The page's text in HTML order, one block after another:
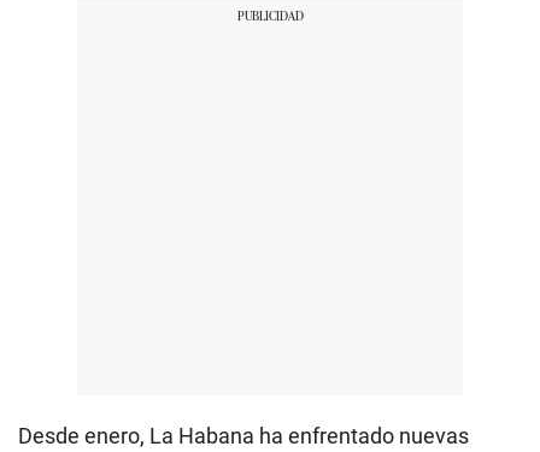
Desde enero, La Habana ha enfrentado nuevas